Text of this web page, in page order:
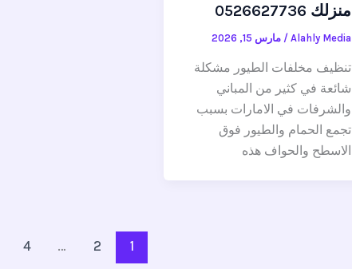
منزلك 0526627736
Alahly Media
/ مارس 15, 2026
تنظيف مخلفات الطيور مشكلة
شائعة في كثير من المباني
والشرفات في الامارات بسبب
تجمع الحمام والطيور فوق
الاسطح والحواف هذه
1
2
…
4